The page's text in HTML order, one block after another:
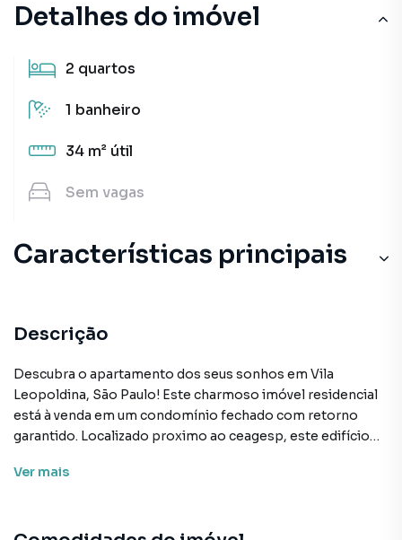
Detalhes do imóvel
2 quartos
1 banheiro
34 m² útil
Sem vagas
Características principais
Descrição
Descubra o apartamento dos seus sonhos em Vila
Leopoldina, São Paulo! Este charmoso imóvel residencial
está à venda em um condomínio fechado com retorno
garantido. Localizado proximo ao ceagesp, este edifício
acessibilidade e comodidade em um dos bairros mais
Ver mais